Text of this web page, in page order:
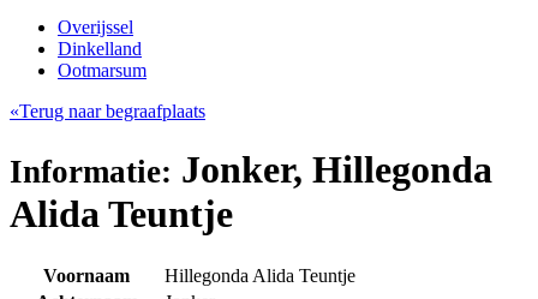
Overijssel
Dinkelland
Ootmarsum
«Terug naar begraafplaats
Informatie: Jonker, Hillegonda
Alida Teuntje
Voornaam
Hillegonda Alida Teuntje